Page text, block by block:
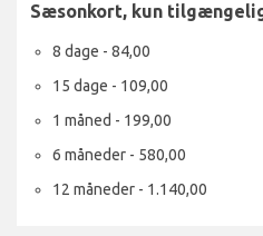
Sæsonkort, kun
8 dage - 84,00
15 dage - 109,00
1 måned - 199,00
6 måneder - 580,00
12 måneder - 1.140,00